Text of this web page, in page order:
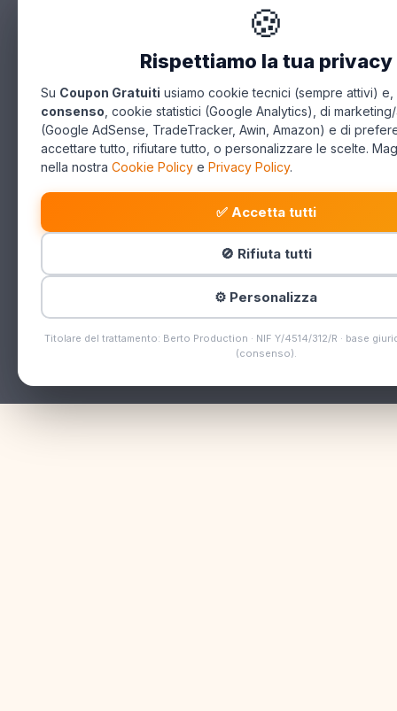
🍪
Rispettiamo la tua privacy
Su Coupon Gratuiti usiamo cookie tecnici (sempre attivi) e,
consenso , cookie statistici (Google Analytics), di
(Google AdSense, TradeTracker, Awin, Amazon) e di
accettare tutto, rifiutare tutto, o personalizzare le scelte.
nella nostra Cookie Policy e Privacy Policy.
✅ Accetta tutti
🚫 Rifiuta tutti
⚙️ Personalizza
Titolare del trattamento: Berto Production · NIF Y/4514/312/R · base
(consenso).